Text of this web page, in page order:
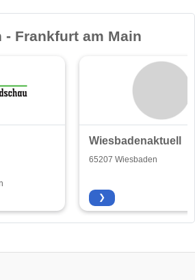
- Frankfurt am Main
Wiesbadenaktuell
65207 Wiesbaden
❯